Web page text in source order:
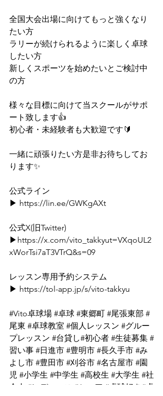
⁡全国大会出場に向けてもっと強くなり
たい方
ラリーが続けられるように楽しく卓球
したい方
新しくスポーツを始めたいとご検討中
の方
様々な目標に向けて当スクールがサポ
ート致します👍
初心者・未経験者も大歓迎です🔰
一緒に頑張りたい方是非お待ちしてお
ります✨
公式ライン⁡
▶ https://lin.ee/GWKgAXt
⁡公式X(旧Twitter)⁡
▶https://x.com/vito_takkyut=VXqoUL2
xWorTsi7aT3VTrQ&s=09
⁡レッスン専用予約システム
▶ https://tol-app.jp/s/vito-takkyu
#Vito卓球場 #卓球 #東郷町 #尾張東部 #
尾東 #卓球教室 #個人レッスン #グルー
プレッスン #台貸し#初心者 #生徒募集 #
習い事 #日進市 #豊明市 #長久手市 #み
よし市 #豊田市 #刈谷市 #名古屋市 #園
児 #小学生 #中学生 #高校生 #大学生 #社
会人
#レディース #シニア #卓球好き #卓